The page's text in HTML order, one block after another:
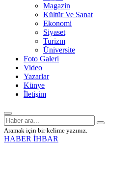
Magazin
Kültür Ve Sanat
Ekonomi
Siyaset
Turizm
Üniversite
Foto Galeri
Video
Yazarlar
Künye
İletişim
Aramak için bir kelime yazınız.
HABER İHBAR